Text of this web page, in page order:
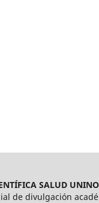
SALUD
de divulgación